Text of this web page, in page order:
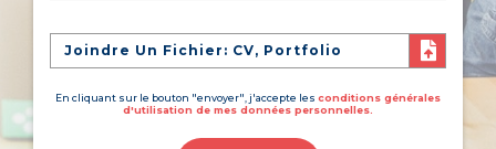
Joindre Un Fichier: CV, Portfolio
En cliquant sur le bouton "envoyer", j'accepte les conditions générales
d'utilisation de mes données personnelles.